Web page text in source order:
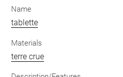
Name
tablette
Materials
terre crue